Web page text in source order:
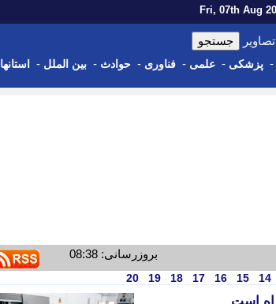
تصاویر
- پزشکی - علمی - فناوری - حوادث - بین الملل - استانها
بروزرسانی: 08:38
14
15
16
17
18
19
20